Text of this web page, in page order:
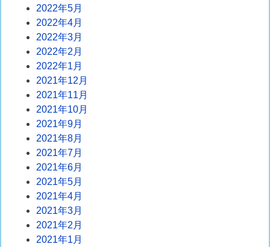
2022年5月
2022年4月
2022年3月
2022年2月
2022年1月
2021年12月
2021年11月
2021年10月
2021年9月
2021年8月
2021年7月
2021年6月
2021年5月
2021年4月
2021年3月
2021年2月
2021年1月